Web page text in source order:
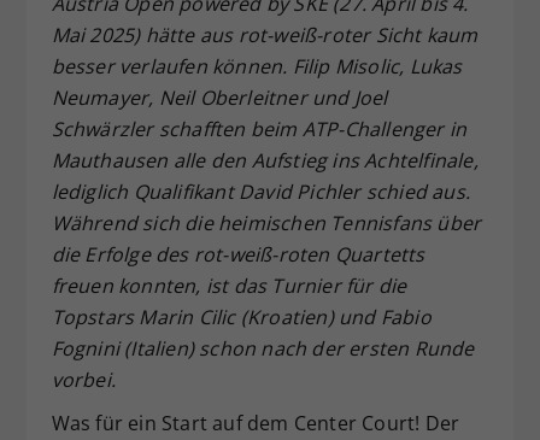
Mai 2025) hätte aus rot-weiß-roter Sicht kaum
besser verlaufen können. Filip Misolic, Lukas
Neumayer, Neil Oberleitner und Joel
Schwärzler schafften beim ATP-Challenger in
Mauthausen alle den Aufstieg ins Achtelfinale,
lediglich Qualifikant David Pichler schied aus.
Während sich die heimischen Tennisfans über
die Erfolge des rot-weiß-roten Quartetts
freuen konnten, ist das Turnier für die
Topstars Marin Cilic (Kroatien) und Fabio
Fognini (Italien) schon nach der ersten Runde
vorbei.
Was für ein Start auf dem Center Court! Der
Zweck
Dieser Wert speichert Ihre Consent-
Einstellungen. Unter anderem eine
zufällig generierte ID, für die
historische Speicherung Ihrer
vorgenommen Einstellungen, falls der
Webseiten-Betreiber dies eingestellt
hat.